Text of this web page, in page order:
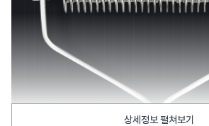
상세정보 펼쳐보기